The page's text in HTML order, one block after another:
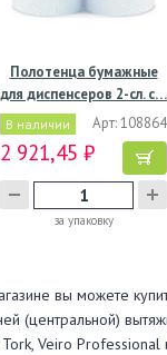
Полотенца бумажные
для диспенсеров 2-сл. с…
В наличии Арт: 108864
2 921,45 ₽
за упаковку
вы можете
(центральной)
Veiro